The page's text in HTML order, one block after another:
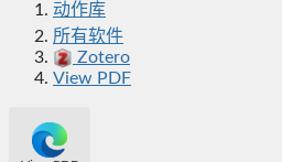
动作库
所有软件
Zotero
View PDF